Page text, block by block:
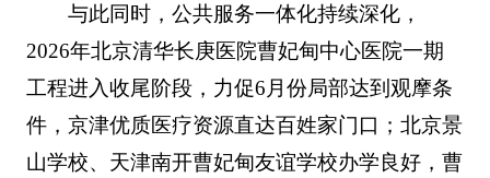
与此同时，公共服务一体化持续深化，
2026年北京清华长庚医院曹妃甸中心医院一期
工程进入收尾阶段，力促6月份局部达到观摩条
件，京津优质医疗资源直达百姓家门口；北京景
山学校、天津南开曹妃甸友谊学校办学良好，曹